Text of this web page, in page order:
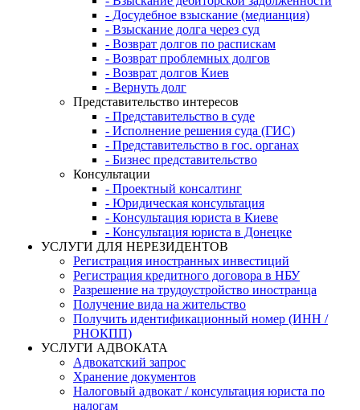
- Досудебное взыскание (медианция)
- Взыскание долга через суд
- Возврат долгов по распискам
- Возврат проблемных долгов
- Возврат долгов Киев
- Вернуть долг
Представительство интересов
- Представительство в суде
- Исполнение решения суда (ГИС)
- Представительство в гос. органах
- Бизнес представительство
Консультации
- Проектный консалтинг
- Юридическая консультация
- Консультация юриста в Киеве
- Консультация юриста в Донецке
УСЛУГИ ДЛЯ НЕРЕЗИДЕНТОВ
Регистрация иностранных инвестиций
Регистрация кредитного договора в НБУ
Разрешение на трудоустройство иностранца
Получение вида на жительство
Получить идентификационный номер (ИНН /
РНОКПП)
УСЛУГИ АДВОКАТА
Адвокатский запрос
Хранение документов
Налоговый адвокат / консультация юриста по
налогам